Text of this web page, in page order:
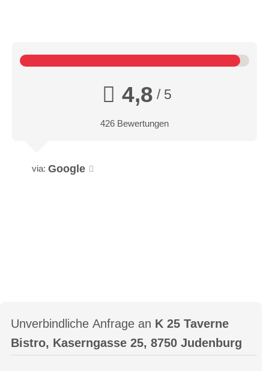
4,8 / 5
426 Bewertungen
via: Google
Unverbindliche Anfrage an K 25 Taverne
Bistro, Kaserngasse 25, 8750 Judenburg